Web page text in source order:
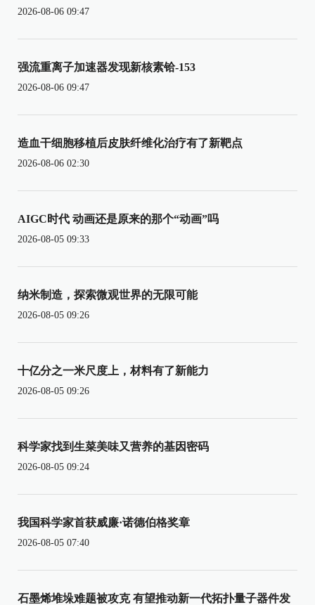
2026-08-06 09:47
强流重离子加速器发现新核素铪-153
2026-08-06 09:47
造血干细胞移植后皮肤纤维化治疗有了新靶点
2026-08-06 02:30
AIGC时代 动画还是原来的那个“动画”吗
2026-08-05 09:33
纳米制造，探索微观世界的无限可能
2026-08-05 09:26
十亿分之一米尺度上，材料有了新能力
2026-08-05 09:26
科学家找到生菜美味又营养的基因密码
2026-08-05 09:24
我国科学家首获威廉·诺德伯格奖章
2026-08-05 07:40
石墨烯堆垛难题被攻克 有望推动新一代拓扑量子器件发